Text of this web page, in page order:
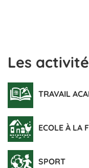
Les
TRAVAIL
ECOLE À LA
SPORT